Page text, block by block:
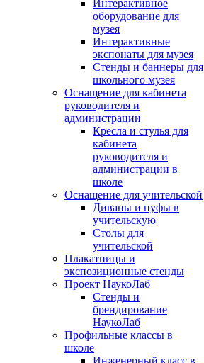
Интерактивное
оборудование для
музея
Интерактивные
экспонаты для музея
Стенды и баннеры для
школьного музея
Оснащение для кабинета
руководителя и
администрации
Кресла и стулья для
кабинета
руководителя и
администрации в
школе
Оснащение для учительской
Диваны и пуфы в
учительскую
Столы для
учительской
Плакатницы и
экспозиционные стенды
Проект НаукоЛаб
Стенды и
брендирование
НаукоЛаб
Профильные классы в
школе
Инженерный класс в